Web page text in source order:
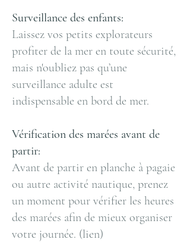
Surveillance des enfants:
Laissez vos petits explorateurs
profiter de la mer en toute sécurité,
mais n'oubliez pas qu’une
surveillance adulte est
indispensable en bord de mer.
Vérification des marées avant de
partir:
Avant de partir en planche à pagaie
ou autre activité nautique, prenez
un moment pour vérifier les heures
des marées afin de mieux organiser
votre journée. (lien)